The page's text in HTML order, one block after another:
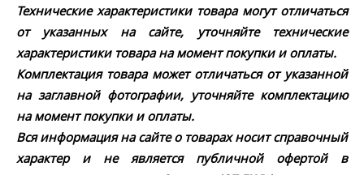
Технические характеристики товара могут отличаться
от указанных на сайте, уточняйте технические
характеристики товара на момент покупки и оплаты.
Комплектация товара может отличаться от указанной
на заглавной фотографии, уточняйте комплектацию
на момент покупки и оплаты.
Вся информация на сайте о товарах носит справочный
характер и не является публичной офертой в